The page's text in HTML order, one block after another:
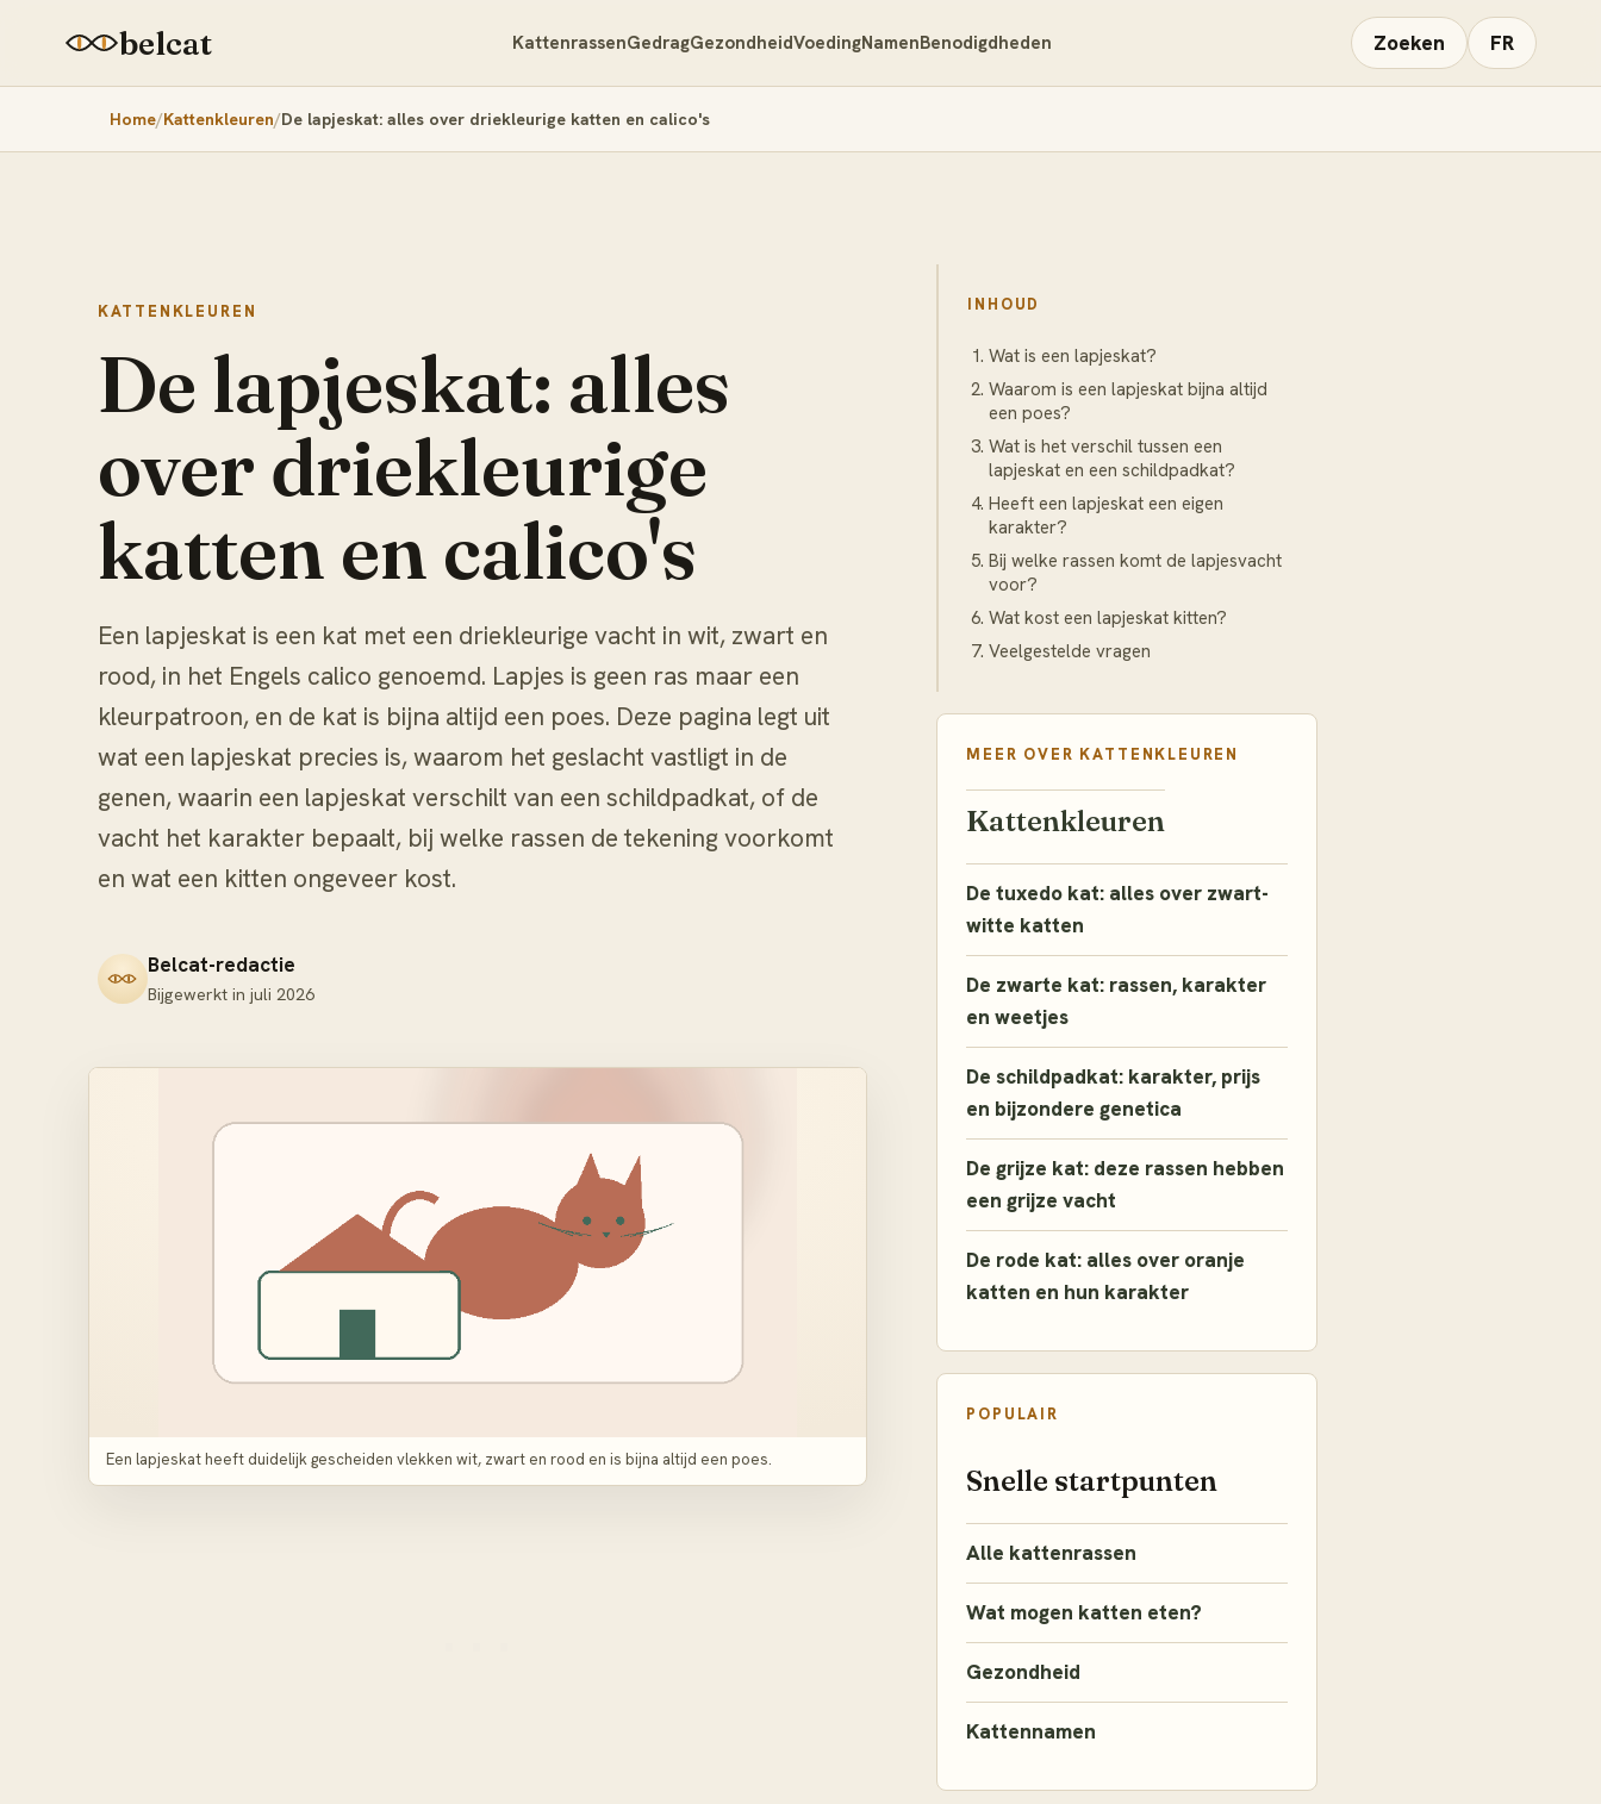
belcat KattenrassenGedragGezondheidVoedingNamenBenodigdheden Zoeken FR
Home Kattenkleuren De lapjeskat: alles over driekleurige katten en calico's
KATTENKLEUREN
De lapjeskat: alles
over driekleurige
katten en calico's
Een lapjeskat is een kat met een driekleurige vacht in wit, zwart en
rood, in het Engels calico genoemd. Lapjes is geen ras maar een
kleurpatroon, en de kat is bijna altijd een poes. Deze pagina legt uit
wat een lapjeskat precies is, waarom het geslacht vastligt in de
genen, waarin een lapjeskat verschilt van een schildpadkat, of de
vacht het karakter bepaalt, bij welke rassen de tekening voorkomt
en wat een kitten ongeveer kost.
Belcat-redactie
Bijgewerkt in juli 2026
Een lapjeskat heeft duidelijk gescheiden vlekken wit, zwart en rood en is bijna altijd een poes.
INHOUD
Wat is een lapjeskat?
Waarom is een lapjeskat bijna altijd
een poes?
Wat is het verschil tussen een
lapjeskat en een schildpadkat?
Heeft een lapjeskat een eigen
karakter?
Bij welke rassen komt de lapjesvacht
voor?
Wat kost een lapjeskat kitten?
Veelgestelde vragen
MEER OVER KATTENKLEUREN
Kattenkleuren
De tuxedo kat: alles over zwart-
witte katten
De zwarte kat: rassen, karakter
en weetjes
De schildpadkat: karakter, prijs
en bijzondere genetica
De grijze kat: deze rassen hebben
een grijze vacht
De rode kat: alles over oranje
katten en hun karakter
POPULAIR
Snelle startpunten
Alle kattenrassen
Wat mogen katten eten?
Gezondheid
Kattennamen